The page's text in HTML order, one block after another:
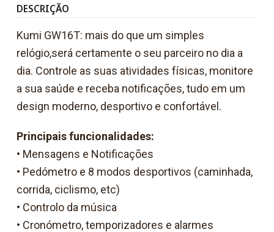
DESCRIÇÃO
Kumi GW16T: mais do que um simples
relógio,será certamente o seu parceiro no dia a
dia. Controle as suas atividades físicas, monitore
a sua saúde e receba notificações, tudo em um
design moderno, desportivo e confortável.
Principais funcionalidades:
• Mensagens e Notificações
• Pedómetro e 8 modos desportivos (caminhada,
corrida, ciclismo, etc)
• Controlo da música
• Cronómetro, temporizadores e alarmes